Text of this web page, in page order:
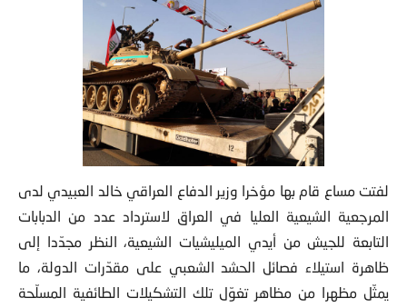
لفتت مساع قام بها مؤخرا وزير الدفاع العراقي خالد العبيدي لدى
المرجعية الشيعية العليا في العراق لاسترداد عدد من الدبابات
التابعة للجيش من أيدي الميليشيات الشيعية، النظر مجدّدا إلى
ظاهرة استيلاء فصائل الحشد الشعبي على مقدّرات الدولة، ما
يمثّل مظهرا من مظاهر تغوّل تلك التشكيلات الطائفية المسلّحة